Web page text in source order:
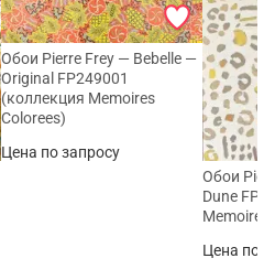
Обои Pierre Frey — Bebelle —
Original FP249001
(коллекция Memoires
Colorees)
Цена по запросу
Обои
Dune
Memoires
Цена по